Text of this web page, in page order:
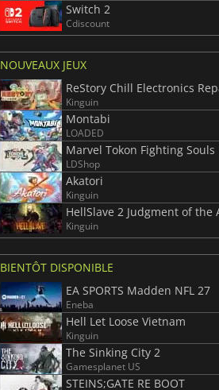
Switch 2
Cdiscount
NOUVEAUX JEUX
ReStory Chill Electronics
Kinguin
Montabi
LOADED
Marvel Tokon Fighting Souls
LDShop
Akatori
Kinguin
HellSlave 2 Judgment of the
Kinguin
BIENTÔT DISPONIBLE
EA SPORTS Madden NFL 27
Eneba
Hell Let Loose Vietnam
Kinguin
The Sinking City 2
Gamesplanet US
STEINS;GATE RE BOOT